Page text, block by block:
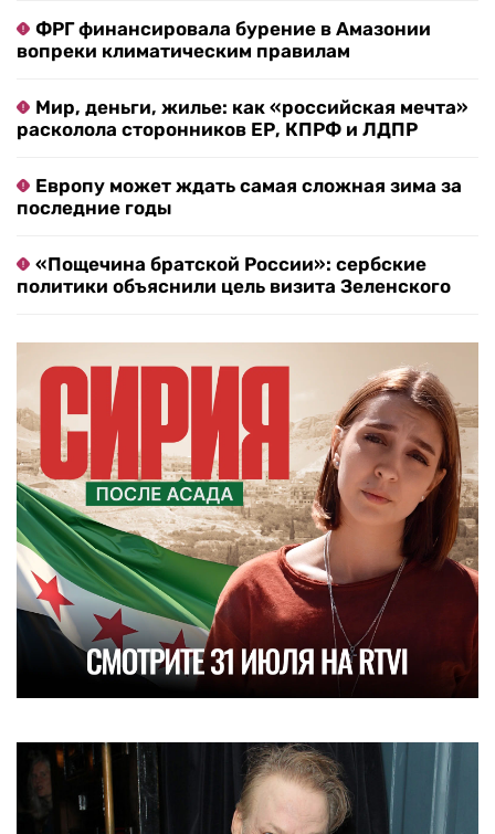
ФРГ финансировала бурение в Амазонии
вопреки климатическим правилам
Мир, деньги, жилье: как «российская мечта»
расколола сторонников ЕР, КПРФ и ЛДПР
Европу может ждать самая сложная зима за
последние годы
«Пощечина братской России»: сербские
политики объяснили цель визита Зеленского